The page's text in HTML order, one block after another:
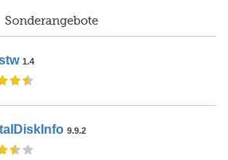
Sonderangebote
1.4
9.9.2